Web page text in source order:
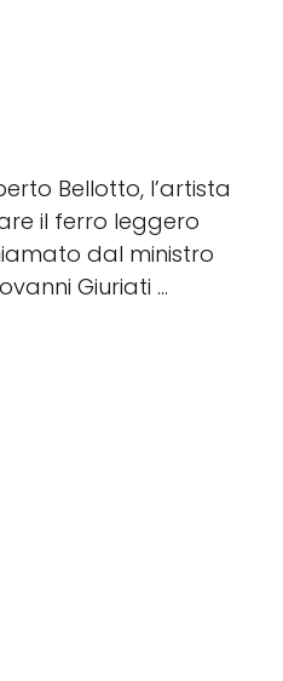
Bellotto, l’artista
il ferro leggero
dal ministro
Giuriati ...